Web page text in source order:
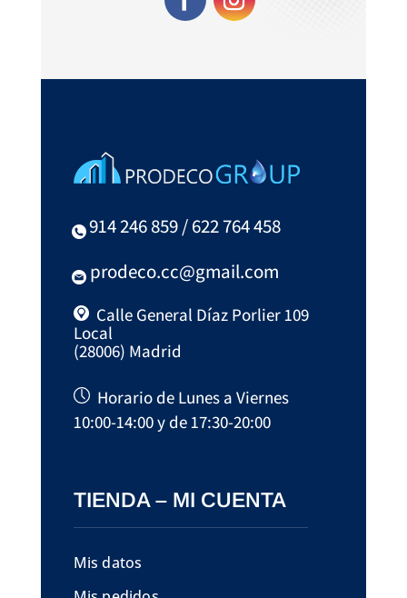
914 246 859 / 622 764 458
prodeco.cc@gmail.com
Calle General Díaz Porlier 109
Local
(28006) Madrid
Horario de Lunes a Viernes
10:00-14:00 y de 17:30-20:00
TIENDA – MI CUENTA
Mis datos